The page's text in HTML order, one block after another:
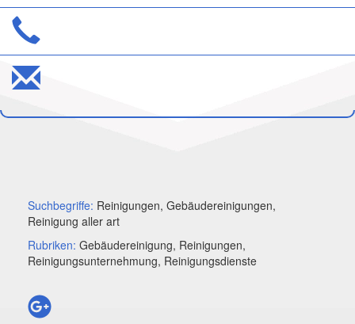
Suchbegriffe: Reinigungen, Gebäudereinigungen,
Reinigung aller art
Rubriken: Gebäudereinigung, Reinigungen,
Reinigungsunternehmung, Reinigungsdienste